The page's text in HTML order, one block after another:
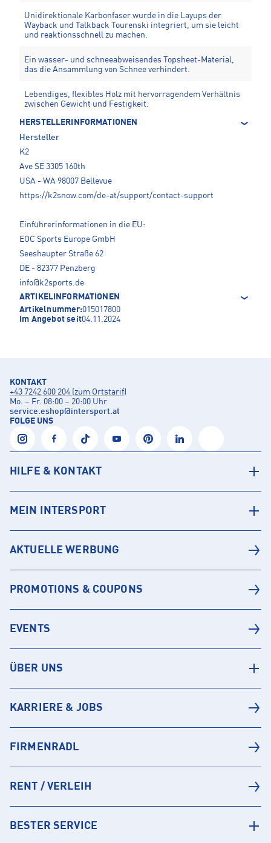
Unidirektionale Karbonfaser wurde in die Layups der
Wayback und Talkback Tourenski integriert, um sie leicht
und reaktionsschnell zu machen.
Ein wasser- und schneeabweisendes Topsheet-Material,
das die Ansammlung von Schnee verhindert.
Lebendiges, flexibles Holz mit hervorragendem Verhältnis
zwischen Gewicht und Festigkeit.
HERSTELLERINFORMATIONEN
Hersteller
K2
Ave SE 3305 160th
USA - WA 98007 Bellevue
https://k2snow.com/de-at/support/contact-support
Einführerinformationen in die EU:
EOC Sports Europe GmbH
Seeshaupter Straße 62
DE - 82377 Penzberg
info@k2sports.de
ARTIKELINFORMATIONEN
Artikelnummer:015017800
Im Angebot seit04.11.2024
KONTAKT
+43 7242 600 204 (zum Ortstarif)
Mo. – Fr. 08:00 – 20:00 Uhr
service.eshop@intersport.at
FOLGE UNS
HILFE & KONTAKT
MEIN INTERSPORT
AKTUELLE WERBUNG
PROMOTIONS & COUPONS
EVENTS
ÜBER UNS
KARRIERE & JOBS
FIRMENRADL
RENT / VERLEIH
BESTER SERVICE